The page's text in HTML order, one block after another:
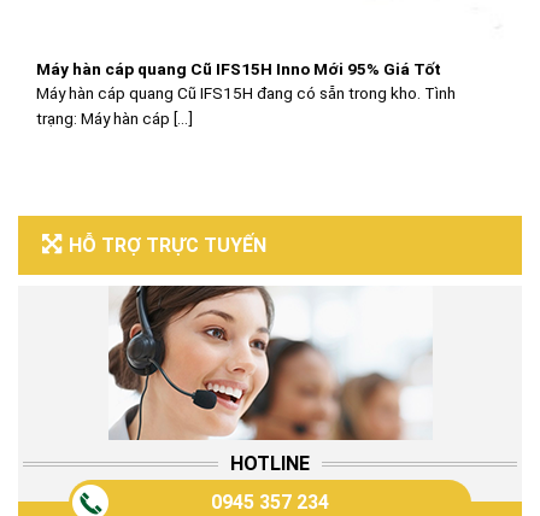
HỖ TRỢ TRỰC TUYẾN
HOTLINE
0945 357 234
Máy hàn cáp quang Cũ IFS15H Inno Mới 95% Giá Tốt
Máy hàn cáp quang Cũ IFS15H đang có sẵn trong kho. Tình
trạng: Máy hàn cáp [...]